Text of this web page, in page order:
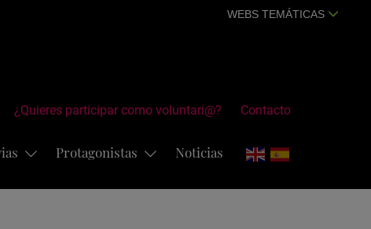
WEBS TEMÁTICAS
¿Quieres participar como voluntari@? Contacto
Protagonistas Noticias